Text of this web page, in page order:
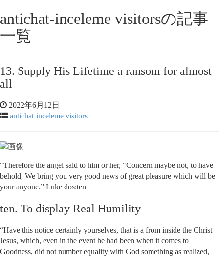
antichat-inceleme visitorsの記事
一覧
13. Supply His Lifetime a ransom for almost
all
2022年6月12日
antichat-inceleme visitors
“Therefore the angel said to him or her, “Concern maybe not, to have
behold, We bring you very good news of great pleasure which will be
your anyone.” Luke dos:ten
ten. To display Real Humility
“Have this notice certainly yourselves, that is a from inside the Christ
Jesus, which, even in the event he had been when it comes to
Goodness, did not number equality with God something as realized,